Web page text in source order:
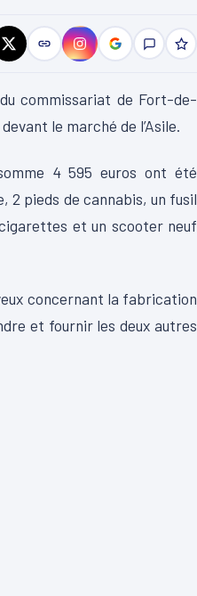
commissariat de Fort-de-
le marché de l’Asile.
4 595 euros ont été
2 pieds de cannabis, un fusil
et un scooter neuf
concernant la fabrication
et fournir les deux autres